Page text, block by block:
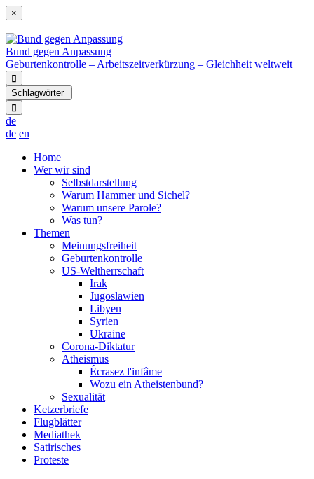
×
Bund gegen Anpassung
Geburtenkontrolle – Arbeitszeitverkürzung – Gleichheit weltweit
Schlagwörter
de
de en
Home
Wer wir sind
Selbstdarstellung
Warum Hammer und Sichel?
Warum unsere Parole?
Was tun?
Themen
Meinungsfreiheit
Geburtenkontrolle
US-Weltherrschaft
Irak
Jugoslawien
Libyen
Syrien
Ukraine
Corona-Diktatur
Atheismus
Écrasez l'infâme
Wozu ein Atheistenbund?
Sexualität
Ketzerbriefe
Flugblätter
Mediathek
Satirisches
Proteste